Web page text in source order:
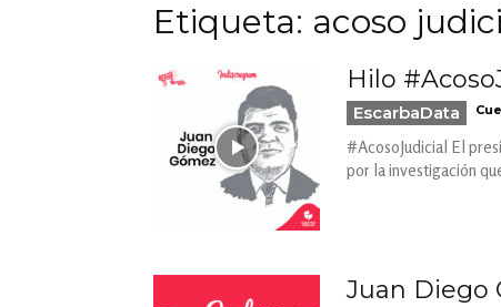
Etiqueta: acoso
Hilo
EscarbaData
#AcosoJudicial El
por la investigación
Juan Diego